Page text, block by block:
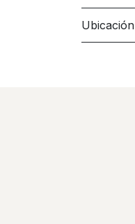
Ubicación